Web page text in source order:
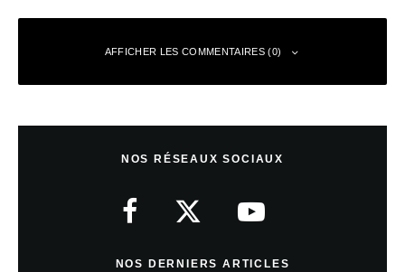
AFFICHER LES COMMENTAIRES (0)
NOS RÉSEAUX SOCIAUX
NOS DERNIERS ARTICLES